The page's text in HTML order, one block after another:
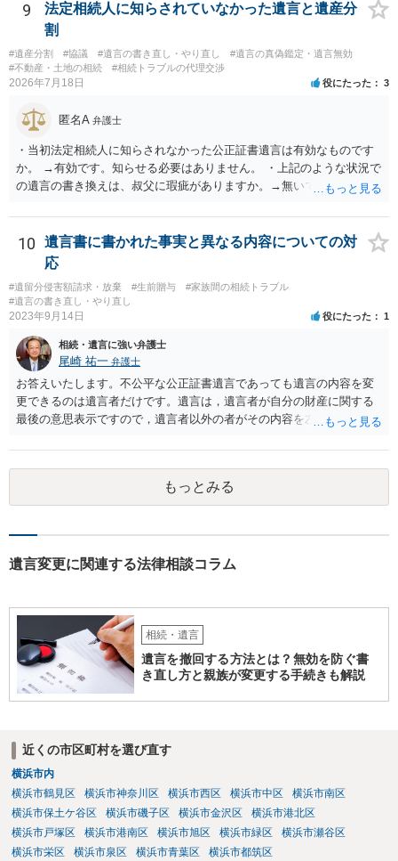
9
法定相続人に知らされていなかった遺言と遺産分
割
#遺産分割 #協議 #遺言の書き直し・やり直し
#遺言の真偽鑑定・遺言無効
#不動産・土地の相続
#相続トラブルの代理交渉
2026年7月18日 役にたった 3
匿名A 弁護士
・当初法定相続人に知らされなかった公正証書遺言は有効なものです
か。 →有効です。知らせる必要はありません。 ・上記のような状況で
の遺言の書き換えは、叔父に瑕疵がありますか。→無いです。 ・分割
ますか。 →本人が自由に決められますので、どこが妥当とは言えない
です。客観的な基準もありません。 ・できれば穏やかに、分割を拒否
することはできますか。 →分割を拒否するということは、遺産はいら
と拒否することはできます。理由を説明する必要はありません。
10
遺言書に書かれた事実と異なる内容についての対
応
#遺留分侵害額請求・放棄 #生前贈与
#家族間の相続トラブル
#遺言の書き直し・やり直し
2023年9月14日 役にたった 1
相続・遺言に強い弁護士
尾崎 祐一 弁護士
お答えいたします。不公平な公正証書遺言であっても遺言の内容を変
更できるのは遺言者だけです。遺言は，遺言者が自分の財産に関する
最後の意思表示ですので，遺言者以外の者がその内容を左右させるこ
とはできないのです。
もっとみる
遺言変更に関連する法律相談コラム
相続・遺言
遺言を撤回する方法とは？無効を防ぐ書
き直し方と親族が変更する手続きも解説
近くの市区町村を選び直す
横浜市内
横浜市鶴見区
横浜市神奈川区 横浜市西区 横浜市中区
横浜市南区
横浜市保土ケ谷区
横浜市磯子区 横浜市金沢区
横浜市港北区
横浜市戸塚区
横浜市港南区 横浜市旭区 横浜市緑区
横浜市瀬谷区
横浜市栄区
横浜市泉区 横浜市青葉区 横浜市都筑区